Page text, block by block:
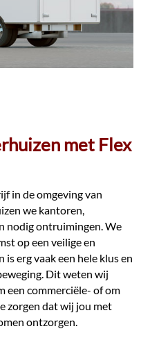
met Flex
in de omgeving van
we kantoren,
nodig ontruimingen. We
op een veilige en
erg vaak een hele klus en
Dit weten wij
een commerciële- of om
zorgen dat wij jou met
ontzorgen.